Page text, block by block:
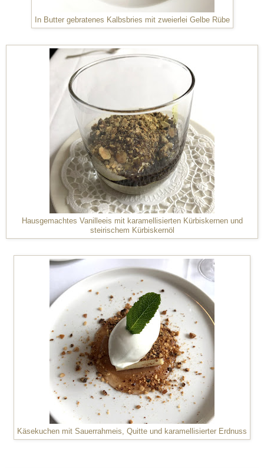
In Butter gebratenes Kalbsbries mit zweierlei Gelbe Rübe
Hausgemachtes Vanilleeis mit karamellisierten Kürbiskernen und
steirischem Kürbiskernöl
Käsekuchen mit Sauerrahmeis, Quitte und karamellisierter Erdnuss